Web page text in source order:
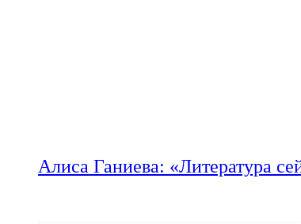
Алиса Ганиева: «Литература